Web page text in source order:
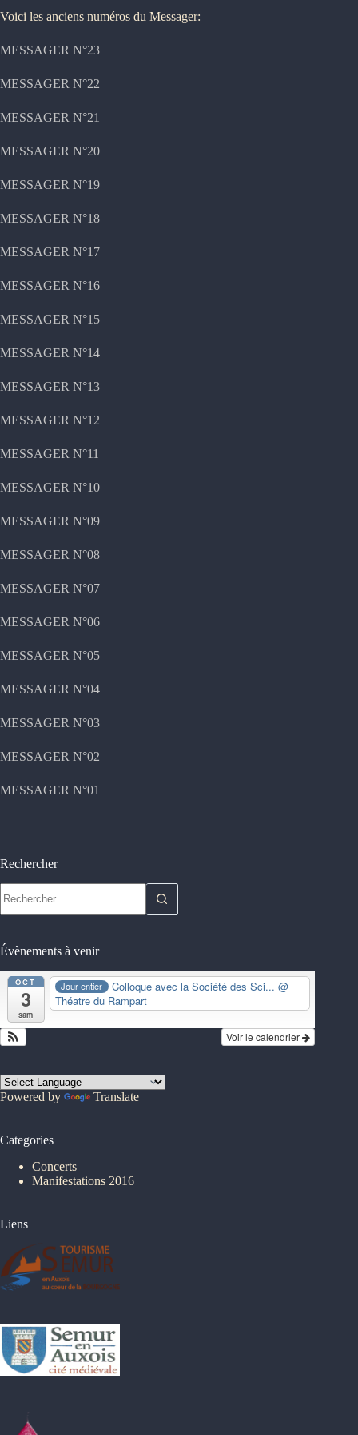
Voici les anciens numéros du Messager:
MESSAGER N°23
MESSAGER N°22
MESSAGER N°21
MESSAGER N°20
MESSAGER N°19
MESSAGER N°18
MESSAGER N°17
MESSAGER N°16
MESSAGER N°15
MESSAGER N°14
MESSAGER N°13
MESSAGER N°12
MESSAGER N°11
MESSAGER N°10
MESSAGER N°09
MESSAGER N°08
MESSAGER N°07
MESSAGER N°06
MESSAGER N°05
MESSAGER N°04
MESSAGER N°03
MESSAGER N°02
MESSAGER N°01
Rechercher
résultat
Évènements à venir
OCT
3
sam
Jour entier Colloque avec la Société des Sci...@
Théatre du Rampart
Voir le calendrier
Powered by Translate
Categories
Concerts
Manifestations 2016
Liens